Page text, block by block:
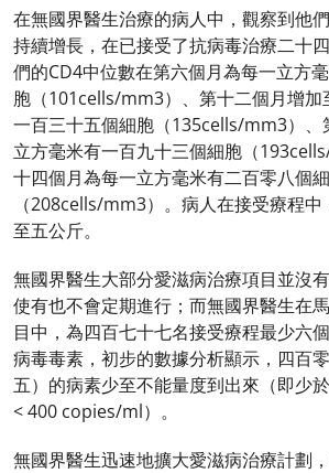
在無國界醫生治療的病人中，觀察到他
持續增長，在已接受了抗病毒治療二十
們的CD4中位數在第六個月為每一立方
胞（101cells/mm3）、第十二個月增加
一百三十五個細胞（135cells/mm3）、
立方毫米有一百九十三個細胞（
十四個月為每一立方毫米有二百零八個
（208cells/mm3）。病人在接受療程
至五公斤。
無國界醫生大部分愛滋病治療項目並沒
使有也不會定期進行；而無國界醫生在
目中，為四百七十七名接受療程最少六
病毒毒素，初步的數據分析顯示，四百
五）的病素少至不能量度到出來（即少
< 400 copies/ml）。
無國界醫生迅速地擴大愛滋病治療計劃